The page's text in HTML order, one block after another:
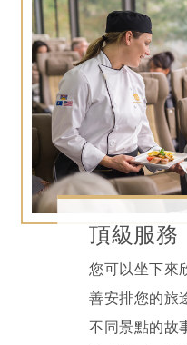
頂級服務
您可以坐下來
善安排您的旅
不同景點的故